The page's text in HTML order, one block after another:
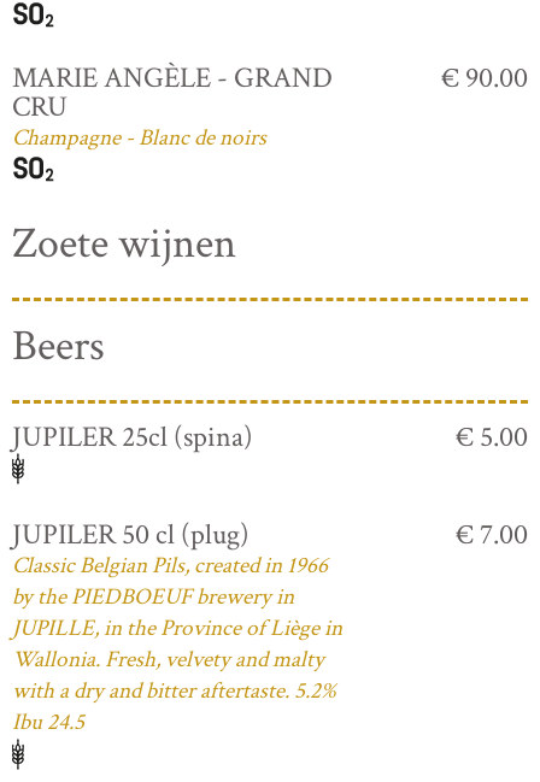
MARIE ANGÈLE - GRAND
CRU
Champagne - Blanc de noirs
€ 90.00
Zoete wijnen
Beers
JUPILER 25cl (spina) € 5.00
JUPILER 50 cl (plug)
Classic Belgian Pils, created in 1966
by the PIEDBOEUF brewery in
JUPILLE, in the Province of Liège in
Wallonia. Fresh, velvety and malty
with a dry and bitter aftertaste. 5.2%
Ibu 24.5
€ 7.00